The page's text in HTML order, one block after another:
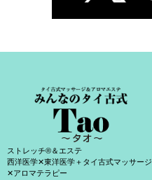
ストレッチ®＆エステ
西洋医学✕東洋医学＋タイ古式マッサージ
✕アロマテラピー